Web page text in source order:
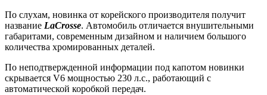
По слухам, новинка от корейского производителя получит
название LaCrosse. Автомобиль отличается внушительными
габаритами, современным дизайном и наличием большого
количества хромированных деталей.
По неподтвержденной информации под капотом новинки
скрывается V6 мощностью 230 л.с., работающий с
автоматической коробкой передач.